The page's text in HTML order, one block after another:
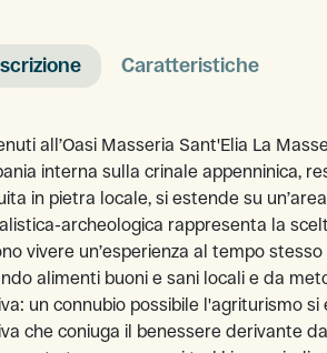
Caratteristiche
all’Oasi Masseria Sant'Elia La
interna sulla crinale appenninica,
in pietra locale, si estende su
archeologica rappresenta la
vivere un’esperienza al tempo
alimenti buoni e sani locali e da
un connubio possibile l'agriturismo
che coniuga il benessere derivante